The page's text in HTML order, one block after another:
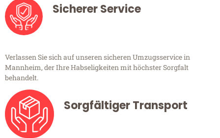
Sicherer Service
Verlassen Sie sich auf unseren sicheren Umzugsservice in
Mannheim, der Ihre Habseligkeiten mit höchster Sorgfalt
behandelt.
Sorgfältiger Transport